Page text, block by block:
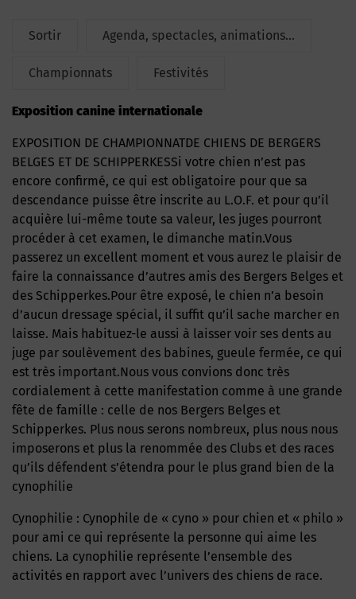
Sortir Agenda, spectacles, animations...
Championnats Festivités
Exposition canine internationale
EXPOSITION DE CHAMPIONNATDE CHIENS DE BERGERS
BELGES ET DE SCHIPPERKESSi votre chien n’est pas
encore confirmé, ce qui est obligatoire pour que sa
descendance puisse être inscrite au L.O.F. et pour qu’il
acquière lui-même toute sa valeur, les juges pourront
procéder à cet examen, le dimanche matin.Vous
passerez un excellent moment et vous aurez le plaisir de
faire la connaissance d’autres amis des Bergers Belges et
des Schipperkes.Pour être exposé, le chien n’a besoin
d’aucun dressage spécial, il suffit qu’il sache marcher en
laisse. Mais habituez-le aussi à laisser voir ses dents au
juge par soulèvement des babines, gueule fermée, ce qui
est très important.Nous vous convions donc très
cordialement à cette manifestation comme à une grande
fête de famille : celle de nos Bergers Belges et
Schipperkes. Plus nous serons nombreux, plus nous nous
imposerons et plus la renommée des Clubs et des races
qu’ils défendent s’étendra pour le plus grand bien de la
cynophilie
Cynophilie : Cynophile de « cyno » pour chien et « philo »
pour ami ce qui représente la personne qui aime les
chiens. La cynophilie représente l’ensemble des
activités en rapport avec l’univers des chiens de race.